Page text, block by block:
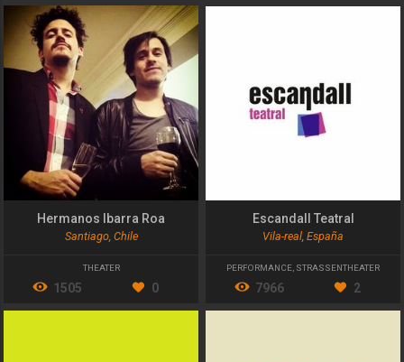
Hermanos Ibarra Roa
Santiago, Chile
THEATER
1505 0
Escandall Teatral
Vila-real, España
PERFORMANCE STRASSENTHEATER
7966 2